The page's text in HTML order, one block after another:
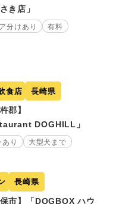
き店」
分けあり
有料
食店 長崎県
郡】
DOGHILL」
り 大型犬まで
長崎県
保市】「DOGBOX ハウ